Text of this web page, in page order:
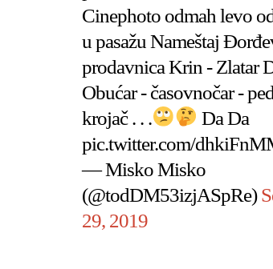
Cinephoto odmah levo
u pasažu Nameštaj
prodavnica Krin - Zlatar
Obućar - časovnočar -
krojač . . .
Da Da
pic.twitter.com/
— Misko Misko
(@todDM53izjASpRe)
29, 2019